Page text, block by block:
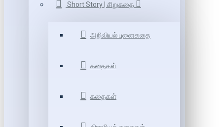
Short Story | சிறுகதை
அறிவியல் புனைகதை
கதைகள்
கதைகள்